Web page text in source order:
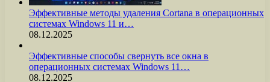
Эффективные методы удаления Cortana в операционных
системах Windows 11 и…
08.12.2025
Эффективные способы свернуть все окна в
операционных системах Windows 11…
08.12.2025